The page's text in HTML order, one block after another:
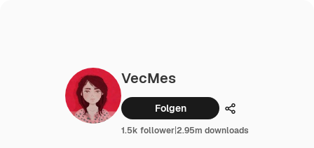
VecMes
Folgen Teilen
1.5k follower|2.95m downloads